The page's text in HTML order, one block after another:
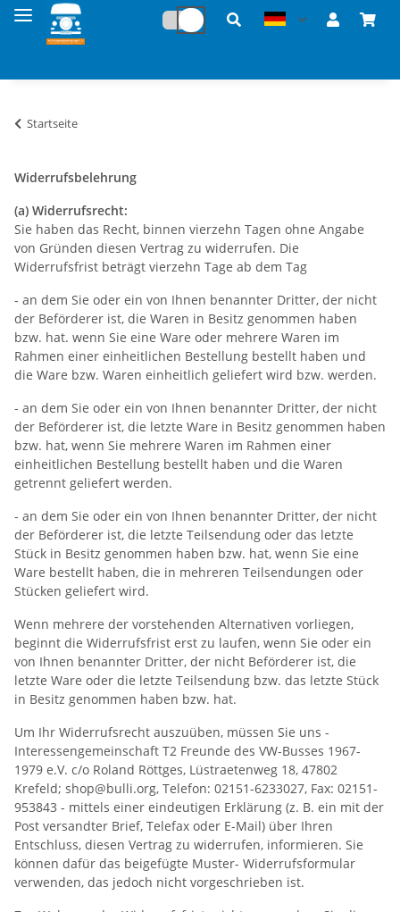
Startseite
Widerrufsbelehrung
(a) Widerrufsrecht:
Sie haben das Recht, binnen vierzehn Tagen ohne Angabe
von Gründen diesen Vertrag zu widerrufen. Die
Widerrufsfrist beträgt vierzehn Tage ab dem Tag
- an dem Sie oder ein von Ihnen benannter Dritter, der nicht
der Beförderer ist, die Waren in Besitz genommen haben
bzw. hat. wenn Sie eine Ware oder mehrere Waren im
Rahmen einer einheitlichen Bestellung bestellt haben und
die Ware bzw. Waren einheitlich geliefert wird bzw. werden.
- an dem Sie oder ein von Ihnen benannter Dritter, der nicht
der Beförderer ist, die letzte Ware in Besitz genommen haben
bzw. hat, wenn Sie mehrere Waren im Rahmen einer
einheitlichen Bestellung bestellt haben und die Waren
getrennt geliefert werden.
- an dem Sie oder ein von Ihnen benannter Dritter, der nicht
der Beförderer ist, die letzte Teilsendung oder das letzte
Stück in Besitz genommen haben bzw. hat, wenn Sie eine
Ware bestellt haben, die in mehreren Teilsendungen oder
Stücken geliefert wird.
Wenn mehrere der vorstehenden Alternativen vorliegen,
beginnt die Widerrufsfrist erst zu laufen, wenn Sie oder ein
von Ihnen benannter Dritter, der nicht Beförderer ist, die
letzte Ware oder die letzte Teilsendung bzw. das letzte Stück
in Besitz genommen haben bzw. hat.
Um Ihr Widerrufsrecht auszuüben, müssen Sie uns -
Interessengemeinschaft T2 Freunde des VW-Busses 1967-
1979 e.V. c/o Roland Röttges, Lüstraetenweg 18, 47802
Krefeld; shop@bulli.org, Telefon: 02151-6233027, Fax: 02151-
953843 - mittels einer eindeutigen Erklärung (z. B. ein mit der
Post versandter Brief, Telefax oder E-Mail) über Ihren
Entschluss, diesen Vertrag zu widerrufen, informieren. Sie
können dafür das beigefügte Muster- Widerrufsformular
verwenden, das jedoch nicht vorgeschrieben ist.